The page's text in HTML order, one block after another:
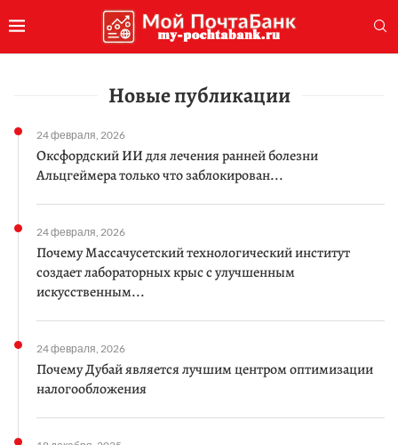
Новые публикации
24 февраля, 2026
Оксфордский ИИ для лечения ранней болезни
Альцгеймера только что заблокирован...
24 февраля, 2026
Почему Массачусетский технологический институт
создает лабораторных крыс с улучшенным
искусственным...
24 февраля, 2026
Почему Дубай является лучшим центром оптимизации
налогообложения